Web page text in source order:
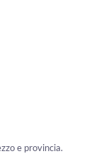
e provincia.